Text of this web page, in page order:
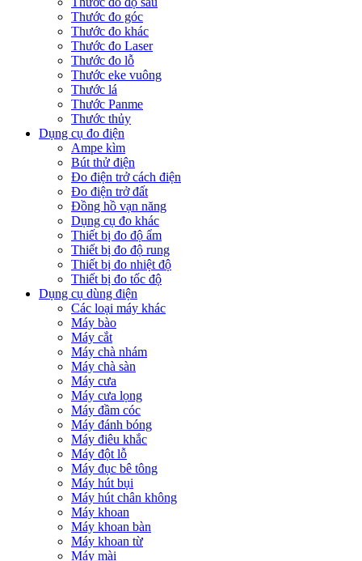
Thước đo góc
Thước đo khác
Thước đo Laser
Thước đo lỗ
Thước eke vuông
Thước lá
Thước Panme
Thước thủy
Dụng cụ đo điện
Ampe kìm
Bút thử điện
Đo điện trở cách điện
Đo điện trở đất
Đồng hồ vạn năng
Dụng cụ đo khác
Thiết bị đo độ ẩm
Thiết bị đo độ rung
Thiết bị đo nhiệt độ
Thiết bị đo tốc độ
Dụng cụ dùng điện
Các loại máy khác
Máy bào
Máy cắt
Máy chà nhám
Máy chà sàn
Máy cưa
Máy cưa lọng
Máy đầm cóc
Máy đánh bóng
Máy điêu khắc
Máy đột lỗ
Máy đục bê tông
Máy hút bụi
Máy hút chân không
Máy khoan
Máy khoan bàn
Máy khoan từ
Máy mài